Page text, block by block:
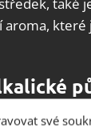
své
které
dokázali,